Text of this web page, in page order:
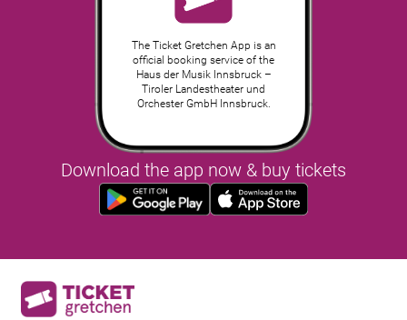
The Ticket Gretchen App is an
official booking service of the
Haus der Musik Innsbruck –
Tiroler Landestheater und
Orchester GmbH Innsbruck.
Download the app now & buy tickets